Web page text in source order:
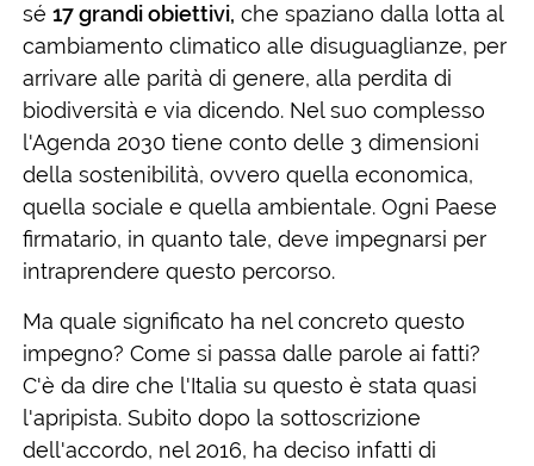
sé 17 grandi obiettivi, che spaziano dalla lotta al
cambiamento climatico alle disuguaglianze, per
arrivare alle parità di genere, alla perdita di
biodiversità e via dicendo. Nel suo complesso
l'Agenda 2030 tiene conto delle 3 dimensioni
della sostenibilità, ovvero quella economica,
quella sociale e quella ambientale. Ogni Paese
firmatario, in quanto tale, deve impegnarsi per
intraprendere questo percorso.
Ma quale significato ha nel concreto questo
impegno? Come si passa dalle parole ai fatti?
C'è da dire che l'Italia su questo è stata quasi
l'apripista. Subito dopo la sottoscrizione
dell'accordo, nel 2016, ha deciso infatti di